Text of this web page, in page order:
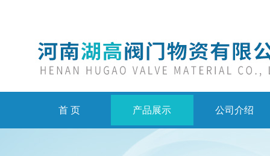
首 页 产品展示 公司介绍